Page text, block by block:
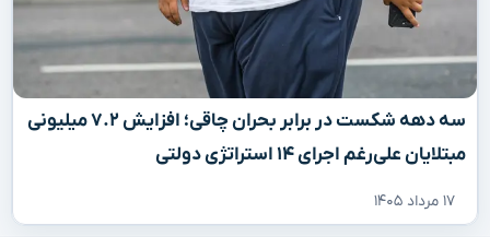
سه دهه شکست در برابر بحران چاقی؛ افزایش ۷.۲ میلیونی
مبتلایان علی‌رغم اجرای ۱۴ استراتژی دولتی
۱۷ مرداد ۱۴۰۵